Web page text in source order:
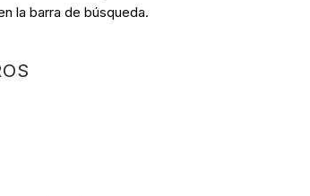
la barra de búsqueda.